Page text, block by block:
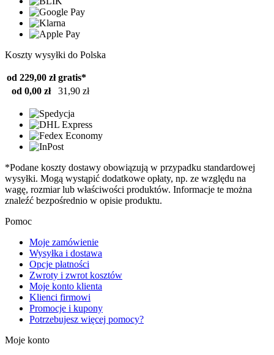
Koszty wysyłki do Polska
od 229,00 zł gratis*
od 0,00 zł
31,90 zł
*Podane koszty dostawy obowiązują w przypadku standardowej
wysyłki. Mogą wystąpić dodatkowe opłaty, np. ze względu na
wagę, rozmiar lub właściwości produktów. Informacje te można
znaleźć bezpośrednio w opisie produktu.
Pomoc
Moje zamówienie
Wysyłka i dostawa
Opcje płatności
Zwroty i zwrot kosztów
Moje konto klienta
Klienci firmowi
Promocje i kupony
Potrzebujesz więcej pomocy?
Moje konto